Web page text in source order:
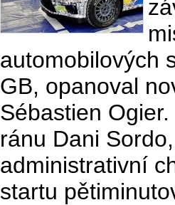
automobilových
GB, opanoval
Sébastien
ránu Dani
administrativní
startu